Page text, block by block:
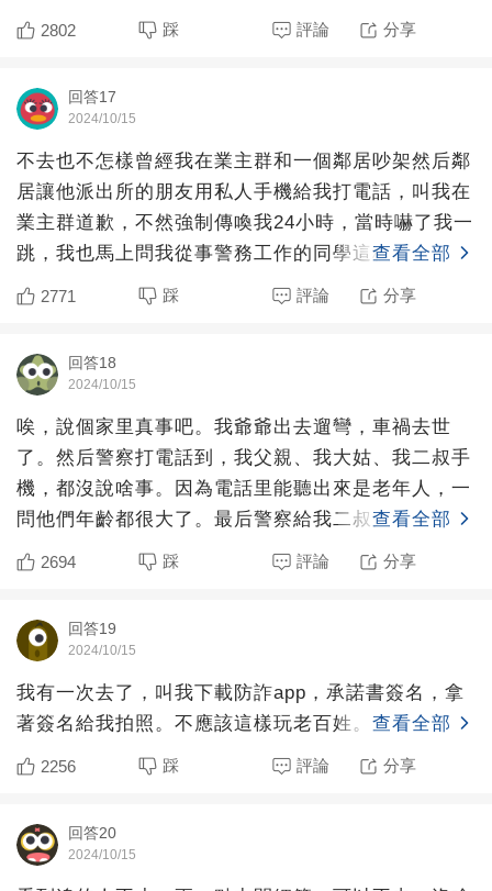
道。然后我尋思，
2802 踩 評論 分享
回答17
2024/10/15
不去也不怎樣曾經我在業主群和一個鄰居吵架然后鄰
居讓他派出所的朋友用私人手機給我打電話，叫我在
業主群道歉，不然強制傳喚我24小時，當時嚇了我一
跳，我也馬上問我從事警務工作的同學這種情況該怎
麼辦，同學讓我
查看全部
2771 踩 評論 分享
回答18
2024/10/15
唉，說個家里真事吧。我爺爺出去遛彎，車禍去世
了。然后警察打電話到，我父親、我大姑、我二叔手
機，都沒說啥事。因為電話里能聽出來是老年人，一
問他們年齡都很大了。最后警察給我二叔大電話的時
候，問了一句家里有
查看全部
2694 踩 評論 分享
回答19
2024/10/15
我有一次去了，叫我下載防詐app，承諾書簽名，拿
著簽名給我拍照。不應該這樣玩老百姓。 查看全部
2256 踩 評論 分享
回答20
2024/10/15